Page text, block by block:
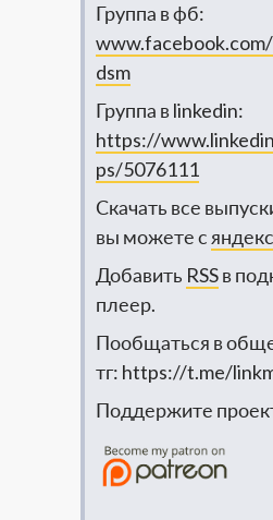
Группа в фб:
dsm
Группа в linkedin:
https://
ps/5076111​
Скачать все
вы можете с
Добавить RSSв
плеер.
Пообщаться в
тг: https://t.me/
Поддержите